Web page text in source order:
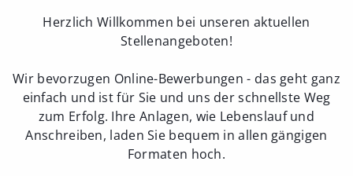
Herzlich Willkommen bei unseren aktuellen
Stellenangeboten!
Wir bevorzugen Online-Bewerbungen - das geht ganz
einfach und ist für Sie und uns der schnellste Weg
zum Erfolg. Ihre Anlagen, wie Lebenslauf und
Anschreiben, laden Sie bequem in allen gängigen
Formaten hoch.